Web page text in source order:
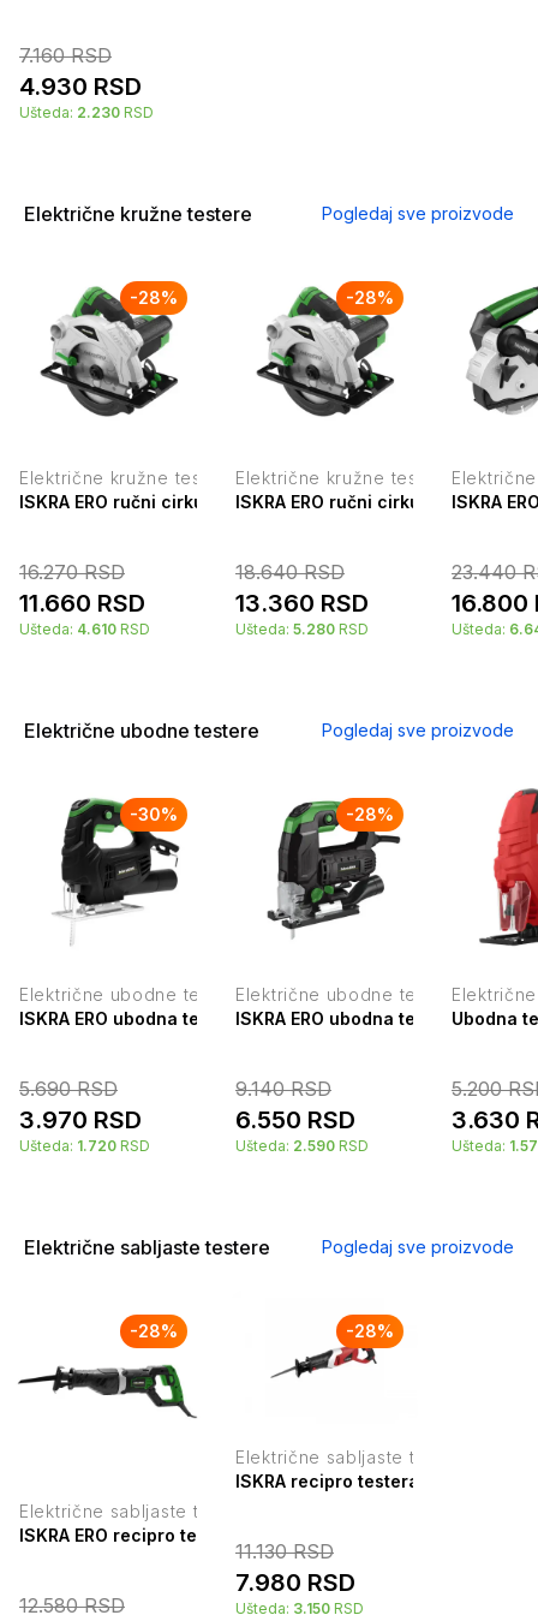
7.160RSD
4.930 RSD
Ušteda: 2.230 RSD
Električne kružne testere Pogledaj sve proizvode
-28%
Električne kružne testere
ISKRA ERO ručni cirkular 1500W IE-CS1500
16.270RSD
11.660 RSD
Ušteda: 4.610 RSD
-28%
Električne kružne testere
ISKRA ERO ručni cirkular 1800W
18.640RSD
13.360 RSD
Ušteda: 5.280 RSD
ISKRA
23.440
16.800
Ušteda:
Električne ubodne testere Pogledaj sve proizvode
-30%
Električne ubodne testere
ISKRA ERO ubodna testera 400W IE-JS400
5.690RSD
3.970 RSD
Ušteda: 1.720 RSD
-28%
Električne ubodne testere
ISKRA ERO ubodna testera 710W
9.140RSD
6.550 RSD
Ušteda: 2.590 RSD
Ubodna
5.200
3.630
Ušteda:
Električne sabljaste testere Pogledaj sve proizvode
-28%
Električne sabljaste testere
ISKRA ERO recipro testera 710W IE-RS710
12.580RSD
-28%
Električne sabljaste testere
ISKRA recipro testera 650W RS650
11.130RSD
7.980 RSD
Ušteda: 3.150 RSD